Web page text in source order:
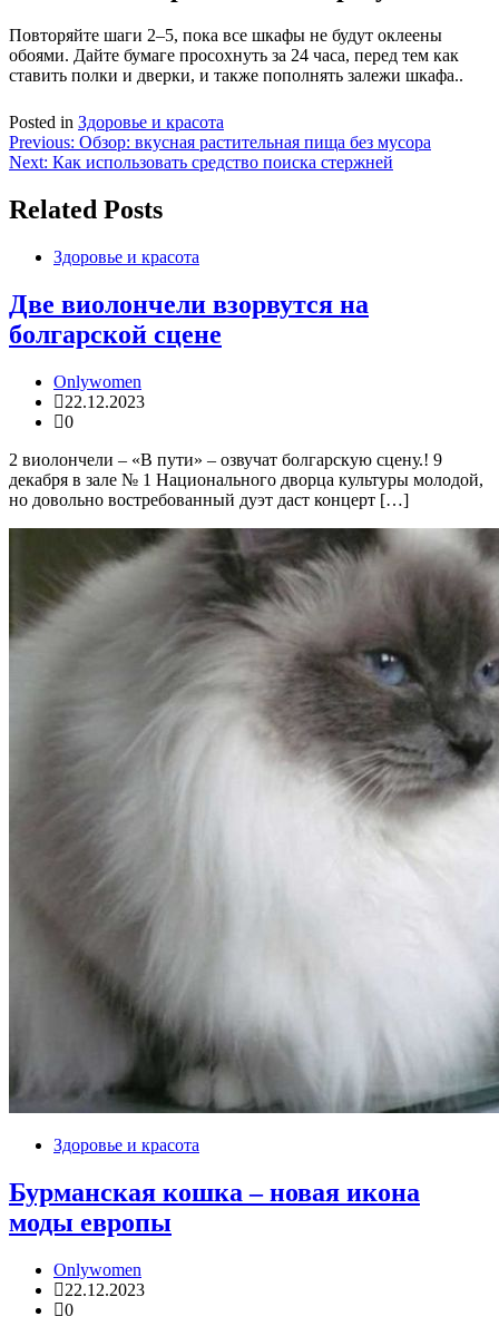
Повторяйте шаги 2–5, пока все шкафы не будут оклеены
обоями. Дайте бумаге просохнуть за 24 часа, перед тем как
ставить полки и дверки, и также пополнять залежи шкафа..
Posted in Здоровье и красота
Навигация
по
записям
Previous: Обзор: вкусная растительная пища без мусора
Next: Как использовать средство поиска стержней
Related Posts
Здоровье и красота
Две виолончели взорвутся на
болгарской сцене
Onlywomen
22.12.2023
0
2 виолончели – «В пути» – озвучат болгарскую сцену.! 9
декабря в зале № 1 Национального дворца культуры молодой,
но довольно востребованный дуэт даст концерт […]
Здоровье и красота
Бурманская кошка – новая икона
моды европы
Onlywomen
22.12.2023
0